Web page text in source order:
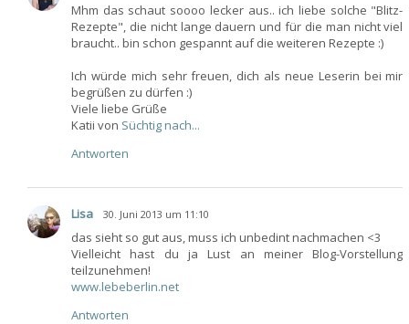
Mhm das schaut soooo lecker aus.. ich liebe solche "Blitz-
Rezepte", die nicht lange dauern und für die man nicht viel
braucht.. bin schon gespannt auf die weiteren Rezepte :)
Ich würde mich sehr freuen, dich als neue Leserin bei mir
begrüßen zu dürfen :)
Viele liebe Grüße
Katii von Süchtig nach...
Antworten
Lisa 30. Juni 2013 um 11:10
das sieht so gut aus, muss ich unbedint nachmachen <3
Vielleicht hast du ja Lust an meiner Blog-Vorstellung
teilzunehmen!
www.lebeberlin.net
Antworten